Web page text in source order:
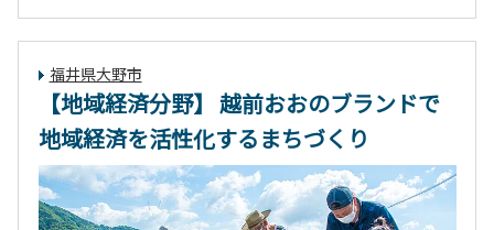
福井県大野市
【地域経済分野】 越前おおのブランドで
地域経済を活性化するまちづくり